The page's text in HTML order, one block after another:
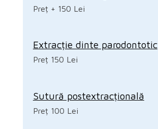
Preț + 150 Lei
Extracție dinte parodontotic
Preț 150 Lei
Sutură postextracțională
Preț 100 Lei